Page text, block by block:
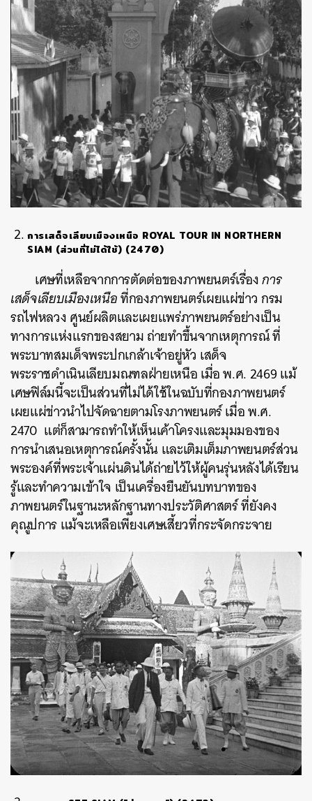
การเสด็จเลียบเมืองเหนือ ROYAL TOUR IN NORTHERN
SIAM (ส่วนที่ไม่ได้ใช้) (2470)
เศษที่เหลือจากการตัดต่อของภาพยนตร์เรื่องการ
เสด็จเลียบเมืองเหนือที่กองภาพยนตร์เผยแผ่ข่าว กรม
รถไฟหลวง ศูนย์ผลิตและเผยแพร่ภาพยนตร์อย่างเป็น
ทางการแห่งแรกของสยาม ถ่ายทำขึ้นจากเหตุการณ์ ที่
พระบาทสมเด็จพระปกเกล้าเจ้าอยู่หัว เสด็จ
พระราชดำเนินเลียบมณฑลฝ่ายเหนือ เมื่อ พ.ศ. 2469 แม้
เศษฟิล์มนี้จะเป็นส่วนที่ไม่ได้ใช้ในฉบับที่กองภาพยนตร์
เผยแผ่ข่าวนำไปจัดฉายตามโรงภาพยนตร์ เมื่อ พ.ศ.
2470 แต่ก็สามารถทำให้เห็นเค้าโครงและมุมมองของ
การนำเสนอเหตุการณ์ครั้งนั้น และเติมเต็มภาพยนตร์ส่วน
พระองค์ที่พระเจ้าแผ่นดินได้ถ่ายไว้ให้ผู้คนรุ่นหลังได้เรียน
รู้และทำความเข้าใจ เป็นเครื่องยืนยันบทบาทของ
ภาพยนตร์ในฐานะหลักฐานทางประวัติศาสตร์ ที่ยังคง
คุณูปการ แม้จะเหลือเพียงเศษเสี้ยวที่กระจัดกระจาย